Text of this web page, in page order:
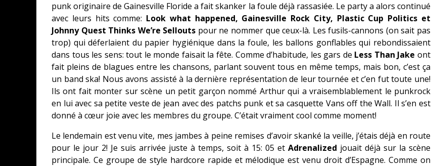
punk originaire de Gainesville Floride a fait skanker la foule déjà rassasiée. Le party a alors continué
avec leurs hits comme: Look what happened, Gainesville Rock City, Plastic Cup Politics et
Johnny Quest Thinks We’re Sellouts pour ne nommer que ceux-là. Les fusils-cannons (on sait pas
trop) qui déferlaient du papier hygiénique dans la foule, les ballons gonflables qui rebondissaient
dans tous les sens: tout le monde faisait la fête. Comme d’habitude, les gars de Less Than Jake ont
fait pleins de blagues entre les chansons, parlant souvent tous en même temps, mais bon, c’est ça
un band ska! Nous avons assisté à la dernière représentation de leur tournée et c’en fut toute une!
Ils ont fait monter sur scène un petit garçon nommé Arthur qui a vraisemblablement le punkrock
en lui avec sa petite veste de jean avec des patchs punk et sa casquette Vans off the Wall. Il s’en est
donné à cœur joie avec les membres du groupe. C’était vraiment cool comme moment!
Le lendemain est venu vite, mes jambes à peine remises d’avoir skanké la veille, j’étais déjà en route
pour le jour 2! Je suis arrivée juste à temps, soit à 15: 05 et Adrenalized jouait déjà sur la scène
principale. Ce groupe de style hardcore rapide et mélodique est venu droit d’Espagne. Comme on